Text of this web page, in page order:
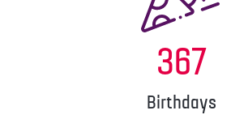
367
Birthdays